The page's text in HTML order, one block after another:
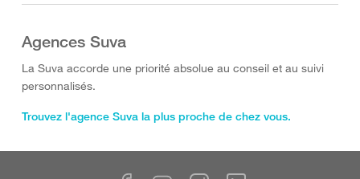
Agences Suva
La Suva accorde une priorité absolue au conseil et au suivi
personnalisés.
Trouvez l'agence Suva la plus proche de chez vous.